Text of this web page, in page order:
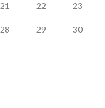
21 22 23
28 29 30